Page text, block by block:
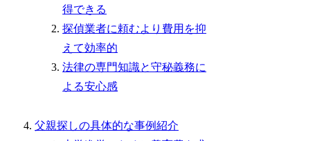
得できる
探偵業者に頼むより費用を抑
えて効率的
法律の専門知識と守秘義務に
よる安心感
父親探しの具体的な事例紹介